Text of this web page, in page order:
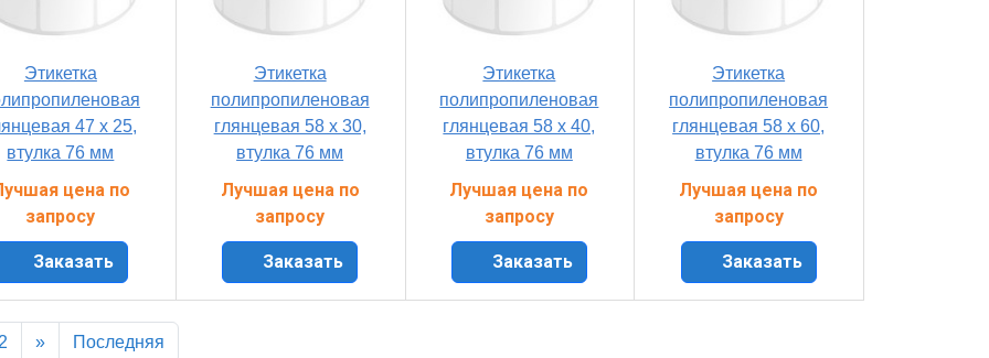
Этикетка
47 x 25,
втулка 76 мм
цена по
запросу
Заказать
Этикетка
полипропиленовая
глянцевая 58 x 30,
втулка 76 мм
Лучшая цена по
запросу
Заказать
Этикетка
полипропиленовая
глянцевая 58 x 40,
втулка 76 мм
Лучшая цена по
запросу
Заказать
Этикетка
полипропиленовая
глянцевая 58 x 60,
втулка 76 мм
Лучшая цена по
запросу
Заказать
» Последняя